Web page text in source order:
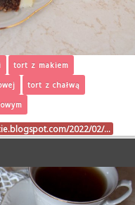
tort z makiem
tort z chałwą
2022/02/…